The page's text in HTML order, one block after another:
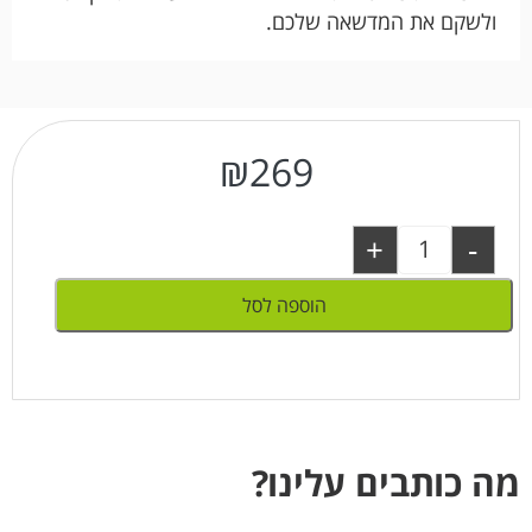
ולשקם את המדשאה שלכם.
₪269
-
+
הוספה לסל
מה כותבים עלינו?